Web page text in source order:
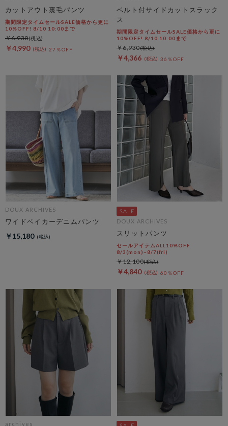
カットアウト裏毛パンツ
期間限定タイムセールSALE価格から更に
10%OFF! 8/10 10:00まで
￥4,990 27％OFF
￥6,930
ベルト付サイドカットスラック
ス
期間限定タイムセールSALE価格から更に
10%OFF! 8/10 10:00まで
￥4,366 36％OFF
￥6,930
DOUX ARCHIVES
ワイドベイカーデニムパンツ
￥15,180
DOUX ARCHIVES
スリットパンツ
セールアイテムALL10%OFF
8/3(mon)~8/7(fri)
￥4,840 60％OFF
￥12,100
archives